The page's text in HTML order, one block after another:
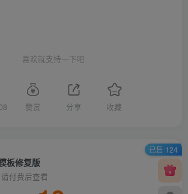
喜欢就支持一下吧
赞赏 分享 收藏
板修复版
付费后查看
已售 124